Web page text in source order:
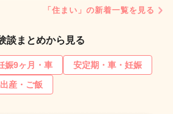
「住まい」の新着一覧を見る
談まとめから見る
娠9ヶ月・車
安定期・車・妊娠
出産・ご飯